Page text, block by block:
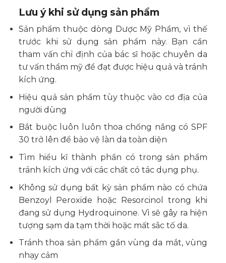
Lưu ý khi sử dụng sản phẩm
Sản phẩm thuộc dòng Dược Mỹ Phẩm, vì thế
trước khi sử dụng sản phẩm này. Bạn cần
tham vấn chỉ định của bác sĩ hoặc chuyên da
tư vấn thẩm mỹ để đạt được hiệu quả và tránh
kích ứng.
Hiệu quả sản phẩm tùy thuộc vào cơ địa của
người dùng
Bắt buộc luôn luôn thoa chống nắng có SPF
30 trở lên để bảo vệ làn da toàn diện
Tìm hiểu kĩ thành phần có trong sản phẩm
tránh kích ứng với các chất có tác dụng phụ.
Không sử dụng bất kỳ sản phẩm nào có chứa
Benzoyl Peroxide hoặc Resorcinol trong khi
đang sử dụng Hydroquinone. Vì sẽ gây ra hiện
tượng sạm da tạm thời hoặc mất sắc tố da.
Tránh thoa sản phẩm gần vùng da mắt, vùng
nhạy cảm